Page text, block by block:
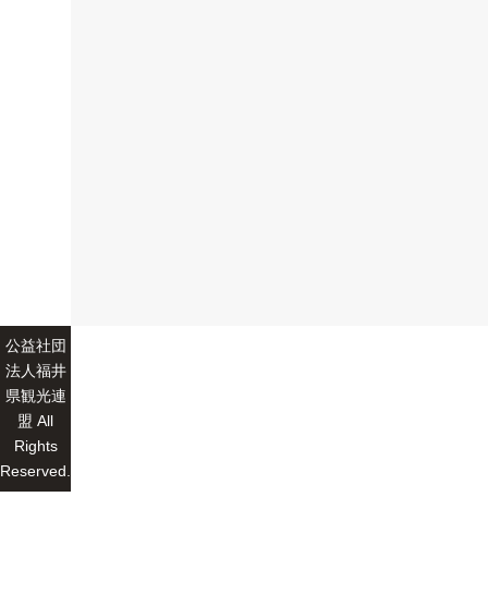
公益社団
法人福井
県観光連
盟 All
Rights
Reserved.